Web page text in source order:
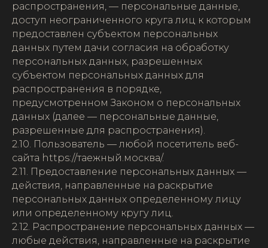
распространения, — персональные данные,
доступ неограниченного круга лиц к которым
предоставлен субъектом персональных
данных путем дачи согласия на обработку
персональных данных, разрешенных
субъектом персональных данных для
распространения в порядке,
предусмотренном Законом о персональных
данных (далее — персональные данные,
разрешенные для распространения).
2.10. Пользователь — любой посетитель веб-
сайта https://таежный.москва/.
2.11. Предоставление персональных данных —
действия, направленные на раскрытие
персональных данных определенному лицу
или определенному кругу лиц.
2.12. Распространение персональных данных —
любые действия, направленные на раскрытие